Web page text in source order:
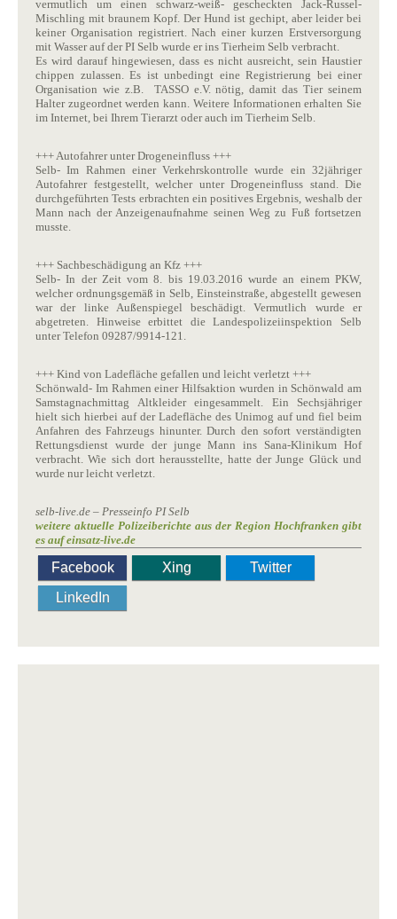
vermutlich um einen schwarz-weiß- gescheckten Jack-Russel-
Mischling mit braunem Kopf. Der Hund ist gechipt, aber leider bei
keiner Organisation registriert. Nach einer kurzen Erstversorgung
mit Wasser auf der PI Selb wurde er ins Tierheim Selb verbracht.
Es wird darauf hingewiesen, dass es nicht ausreicht, sein Haustier
chippen zulassen. Es ist unbedingt eine Registrierung bei einer
Organisation wie z.B. TASSO e.V. nötig, damit das Tier seinem
Halter zugeordnet werden kann. Weitere Informationen erhalten Sie
im Internet, bei Ihrem Tierarzt oder auch im Tierheim Selb.
+++ Autofahrer unter Drogeneinfluss +++
Selb- Im Rahmen einer Verkehrskontrolle wurde ein 32jähriger
Autofahrer festgestellt, welcher unter Drogeneinfluss stand. Die
durchgeführten Tests erbrachten ein positives Ergebnis, weshalb der
Mann nach der Anzeigenaufnahme seinen Weg zu Fuß fortsetzen
musste.
+++ Sachbeschädigung an Kfz +++
Selb- In der Zeit vom 8. bis 19.03.2016 wurde an einem PKW,
welcher ordnungsgemäß in Selb, Einsteinstraße, abgestellt gewesen
war der linke Außenspiegel beschädigt. Vermutlich wurde er
abgetreten. Hinweise erbittet die Landespolizeiinspektion Selb
unter Telefon 09287/9914-121.
+++ Kind von Ladefläche gefallen und leicht verletzt +++
Schönwald- Im Rahmen einer Hilfsaktion wurden in Schönwald am
Samstagnachmittag Altkleider eingesammelt. Ein Sechsjähriger
hielt sich hierbei auf der Ladefläche des Unimog auf und fiel beim
Anfahren des Fahrzeugs hinunter. Durch den sofort verständigten
Rettungsdienst wurde der junge Mann ins Sana-Klinikum Hof
verbracht. Wie sich dort herausstellte, hatte der Junge Glück und
wurde nur leicht verletzt.
selb-live.de – Presseinfo PI Selb
weitere aktuelle Polizeiberichte aus der Region Hochfranken gibt
es auf einsatz-live.de
Facebook Xing
Twitter
LinkedIn